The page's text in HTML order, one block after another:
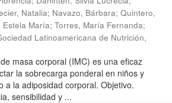
Natalia; Navazo, Bárbara; Quintero,
Estela María; Torres, María Fernanda;
Latinoamericana de Nutrición,
masa corporal (IMC) es una eficaz
la sobrecarga ponderal en niños y
a la adiposidad corporal. Objetivo.
sensibilidad y ...